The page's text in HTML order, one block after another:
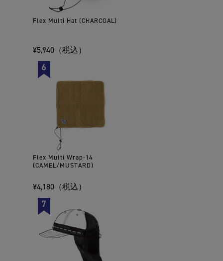
Flex Multi Hat (CHARCOAL)
¥5,940（税込）
Flex Multi Wrap-14
(CAMEL/MUSTARD)
¥4,180（税込）